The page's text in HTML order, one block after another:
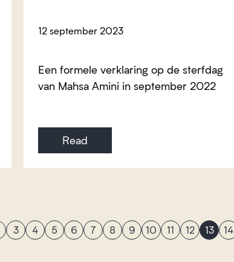
12 september 2023
Een formele verklaring op de sterfdag
van Mahsa Amini in september 2022
Read
3 4 5 6 7 8 9 10 11 12 13 14